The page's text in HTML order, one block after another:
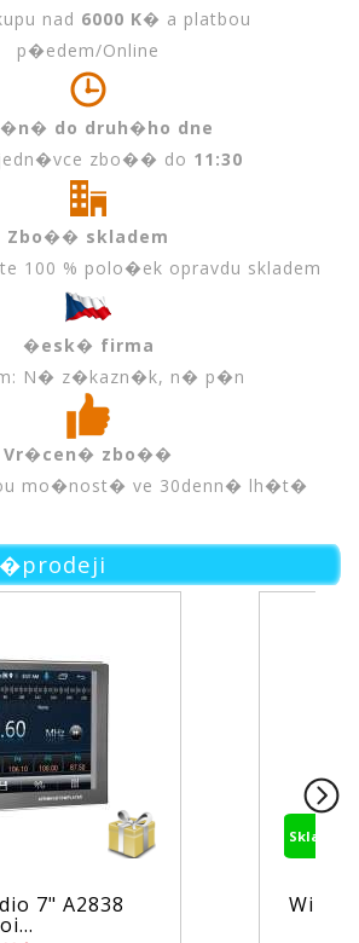
nad 6000 K� a platbou
p�edem/Online
do druh�ho dne
zbo�� do 11:30
Zbo�� skladem
100 % polo�ek opravdu skladem
�esk� firma
N� z�kazn�k, n� p�n
Vr�cen� zbo��
mo�nost� ve 30denn� lh�t�
Wi-Fi/GSM alarm syst�m